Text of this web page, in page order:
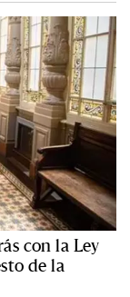
con la Ley
de la